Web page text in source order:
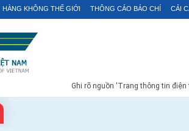
HÀNG KHÔNG THẾ GIỚI THÔNG CÁO BÁO CHÍ CẢI
Ghi rõ nguồn 'Trang thông tin